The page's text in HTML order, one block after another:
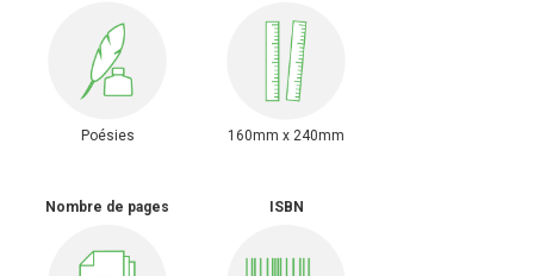
Poésies 160mm x 240mm
Nombre de pages ISBN